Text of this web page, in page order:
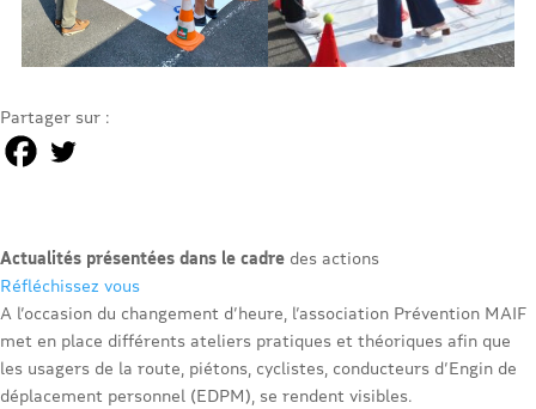
Partager sur :
Actualités présentées dans le cadre des actions
Réfléchissez vous
A l’occasion du changement d’heure, l’association Prévention MAIF
met en place différents ateliers pratiques et théoriques afin que
les usagers de la route, piétons, cyclistes, conducteurs d’Engin de
déplacement personnel (EDPM), se rendent visibles.